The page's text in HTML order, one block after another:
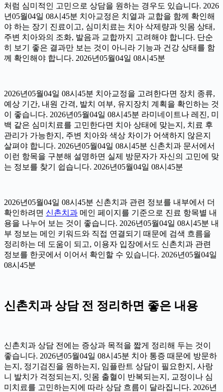
처럼 심미적인 고민으로 상담을 원하는 경우도 있습니다. 2026
년05월04일 08시45분 치아교정은 치열과 교합을 함께 확인해
야 하는 장기 진료이고, 심미치료는 치아 삭제량과 잇몸 상태,
주변 치아와의 조화, 발음과 교합까지 고려해야 합니다. 단순
히 보기 좋은 결과만 보는 것이 아니라 기능과 건강 상태를 함
께 확인해야 합니다. 2026년05월04일 08시45분
2026년05월04일 08시45분 치아교정을 고려한다면 장치 종류,
예상 기간, 내원 간격, 발치 여부, 유지장치 계획을 확인하는 것
이 좋습니다. 2026년05월04일 08시45분 라미네이트나 레진, 미
백 같은 심미치료를 고민한다면 치아 상태에 맞는지, 치료 후
관리가 가능한지, 주변 치아와 색상 차이가 어색하지 않은지
살펴야 합니다. 2026년05월04일 08시45분 신촌치과 문서에서
이런 항목을 구분해 설명하면 실제 방문자가 자신의 고민에 맞
는 정보를 찾기 쉽습니다. 2026년05월04일 08시45분
2026년05월04일 08시45분 신촌치과 관련 정보를 내부에서 더
확인하려면 신촌치과 메인 페이지를 기준으로 진료 항목별 내
용을 나누어 보는 것이 좋습니다. 2026년05월04일 08시45분 내
부 정보는 메인 키워드와 직접 연결되기 때문에 검색 흐름을
정리하는 데 도움이 되고, 이용자 입장에서도 신촌치과 관련
정보를 한곳에서 이어서 확인할 수 있습니다. 2026년05월04일
08시45분
신촌치과 상담 전 정리하면 좋은 내용
신촌치과 상담 전에는 증상과 목적을 짧게 정리해 두는 것이
좋습니다. 2026년05월04일 08시45분 치아 통증 때문에 방문하
는지, 정기검진을 원하는지, 임플란트 상담이 필요한지, 사랑
니 발치가 걱정되는지, 잇몸 출혈이 반복되는지, 교정이나 심
미치료를 고민하는지에 따라 상담 흐름이 달라집니다. 2026년